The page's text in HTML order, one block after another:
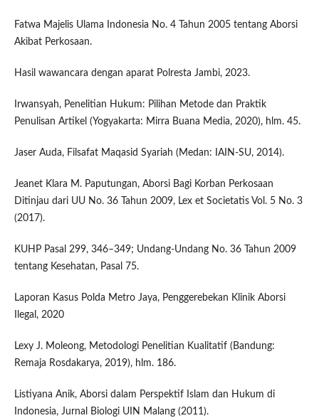
Fatwa Majelis Ulama Indonesia No. 4 Tahun 2005 tentang Aborsi
Akibat Perkosaan.
Hasil wawancara dengan aparat Polresta Jambi, 2023.
Irwansyah, Penelitian Hukum: Pilihan Metode dan Praktik
Penulisan Artikel (Yogyakarta: Mirra Buana Media, 2020), hlm. 45.
Jaser Auda, Filsafat Maqasid Syariah (Medan: IAIN-SU, 2014).
Jeanet Klara M. Paputungan, Aborsi Bagi Korban Perkosaan
Ditinjau dari UU No. 36 Tahun 2009, Lex et Societatis Vol. 5 No. 3
(2017).
KUHP Pasal 299, 346–349; Undang-Undang No. 36 Tahun 2009
tentang Kesehatan, Pasal 75.
Laporan Kasus Polda Metro Jaya, Penggerebekan Klinik Aborsi
Ilegal, 2020
Lexy J. Moleong, Metodologi Penelitian Kualitatif (Bandung:
Remaja Rosdakarya, 2019), hlm. 186.
Listiyana Anik, Aborsi dalam Perspektif Islam dan Hukum di
Indonesia, Jurnal Biologi UIN Malang (2011).